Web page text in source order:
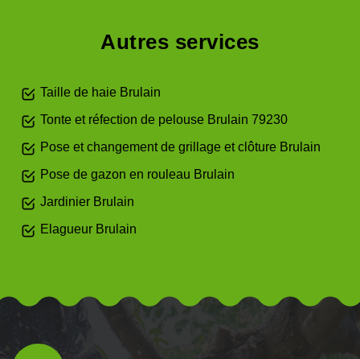
Autres services
Taille de haie Brulain
Tonte et réfection de pelouse Brulain 79230
Pose et changement de grillage et clôture Brulain
Pose de gazon en rouleau Brulain
Jardinier Brulain
Elagueur Brulain